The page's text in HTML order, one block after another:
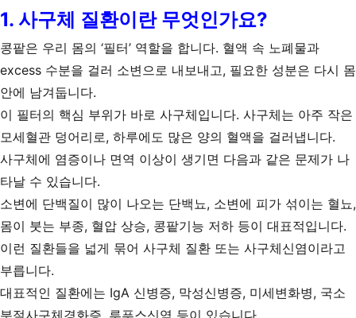
1. 사구체 질환이란 무엇인가요?
콩팥은 우리 몸의 ‘필터’ 역할을 합니다. 혈액 속 노폐물과
excess 수분을 걸러 소변으로 내보내고, 필요한 성분은 다시 몸
안에 남겨둡니다.
이 필터의 핵심 부위가 바로 사구체입니다. 사구체는 아주 작은
모세혈관 덩어리로, 하루에도 많은 양의 혈액을 걸러냅니다.
사구체에 염증이나 면역 이상이 생기면 다음과 같은 문제가 나
타날 수 있습니다.
소변에 단백질이 많이 나오는 단백뇨, 소변에 피가 섞이는 혈뇨,
몸이 붓는 부종, 혈압 상승, 콩팥기능 저하 등이 대표적입니다.
이런 질환들을 넓게 묶어 사구체 질환 또는 사구체신염이라고
부릅니다.
대표적인 질환에는 IgA 신병증, 막성신병증, 미세변화병, 국소
분절사구체경화증, 루푸스신염 등이 있습니다.